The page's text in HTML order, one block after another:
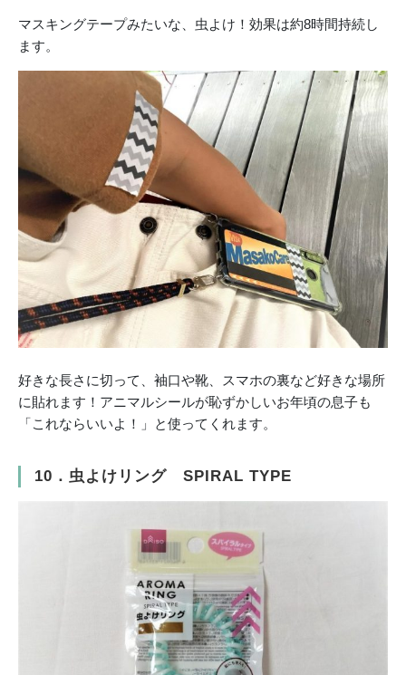
マスキングテープみたいな、虫よけ！効果は約8時間持続し
ます。
好きな長さに切って、袖口や靴、スマホの裏など好きな場所
に貼れます！アニマルシールが恥ずかしいお年頃の息子も
「これならいいよ！」と使ってくれます。
10．虫よけリング SPIRAL TYPE